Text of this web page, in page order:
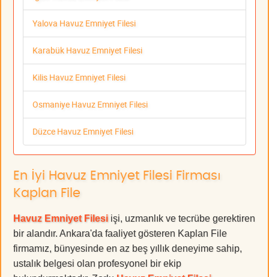
Yalova Havuz Emniyet Filesi
Karabük Havuz Emniyet Filesi
Kilis Havuz Emniyet Filesi
Osmaniye Havuz Emniyet Filesi
Düzce Havuz Emniyet Filesi
En İyi Havuz Emniyet Filesi Firması
Kaplan File
Havuz Emniyet Filesi işi, uzmanlık ve tecrübe gerektiren
bir alandır. Ankara'da faaliyet gösteren Kaplan File
firmamız, bünyesinde en az beş yıllık deneyime sahip,
ustalık belgesi olan profesyonel bir ekip